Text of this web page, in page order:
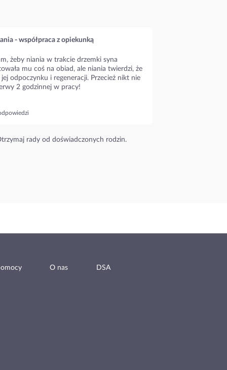
- współpraca z opiekunką
żeby niania w trakcie drzemki syna
mu coś na obiad, ale niania twierdzi, że
odpoczynku i regeneracji. Przecież nikt nie
2 godzinnej w pracy!
rady od doświadczonych rodzin.
O nas DSA